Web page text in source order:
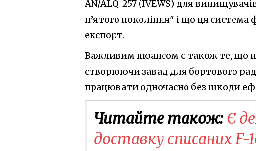
AN/ALQ-257 (IVEWS) для
п’ятого покоління" і що ця
експорт.
Важливим нюансом є також те, що
створюючи завад для бортового
працювати одночасно без шкоди
Читайте також: Є
доставку списаних F-